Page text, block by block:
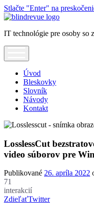
Stlačte "Enter" na
Blindrevue
IT technológie pre osoby so
Úvod
Bleskovky
Slovník
Návody
Kontakt
LosslessCut
video súborov pre
Publikované 26. apríla 2022
71
interakcií
ZdieľaťTwitter